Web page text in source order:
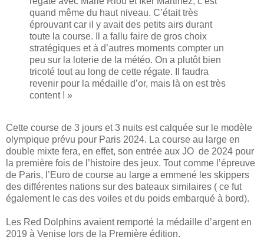
quand même du haut niveau. C’était très
éprouvant car il y avait des petits airs durant
toute la course. Il a fallu faire de gros choix
stratégiques et à d’autres moments compter un
peu sur la loterie de la météo. On a plutôt bien
tricoté tout au long de cette régate. Il faudra
revenir pour la médaille d’or, mais là on est très
content ! »
Cette course de 3 jours et 3 nuits est calquée sur le modèle
olympique prévu pour Paris 2024. La course au large en
double mixte fera, en effet, son entrée aux JO de 2024 pour
la première fois de l’histoire des jeux. Tout comme l’épreuve
de Paris, l’Euro de course au large a emmené les skippers
des différentes nations sur des bateaux similaires ( ce fut
également le cas des voiles et du poids embarqué à bord).
Les Red Dolphins avaient remporté la médaille d’argent en
2019 à Venise lors de la Première édition.